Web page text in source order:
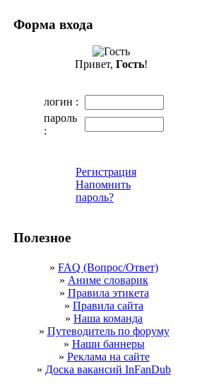
Форма входа
Привет, Гость!
логин :
пароль
:
Регистрация
Напомнить
пароль?
Полезное
» FAQ (Вопрос/Ответ)
» Аниме словарик
» Правила этикета
» Правила сайта
» Наша команда
» Путеводитель по форуму
» Наши баннеры
» Реклама на сайте
» Доска вакансий InFanDub